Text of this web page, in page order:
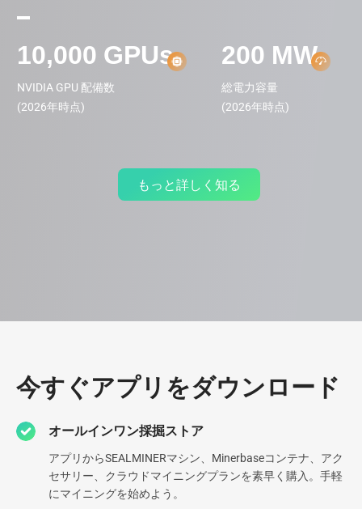
10,000 GPUs
NVIDIA GPU 配備数
(2026年時点)
200 MW
総電力容量
(2026年時点)
もっと詳しく知る
データセンター
し、専門性を高めてきました。現在、北米最大級のデータセンタ
ーを含む9つのデータセンターを運営しており、業界内でも最高
水準のインフラを構築しています。
今すぐアプリをダウンロード
オールインワン採掘ストア
アプリからSEALMINERマシン、Minerbaseコンテナ、アク
セサリー、クラウドマイニングプランを素早く購入。手軽
にマイニングを始めよう。